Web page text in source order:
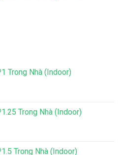
Trong Nhà (Indoor)
Trong Nhà (Indoor)
Trong Nhà (Indoor)